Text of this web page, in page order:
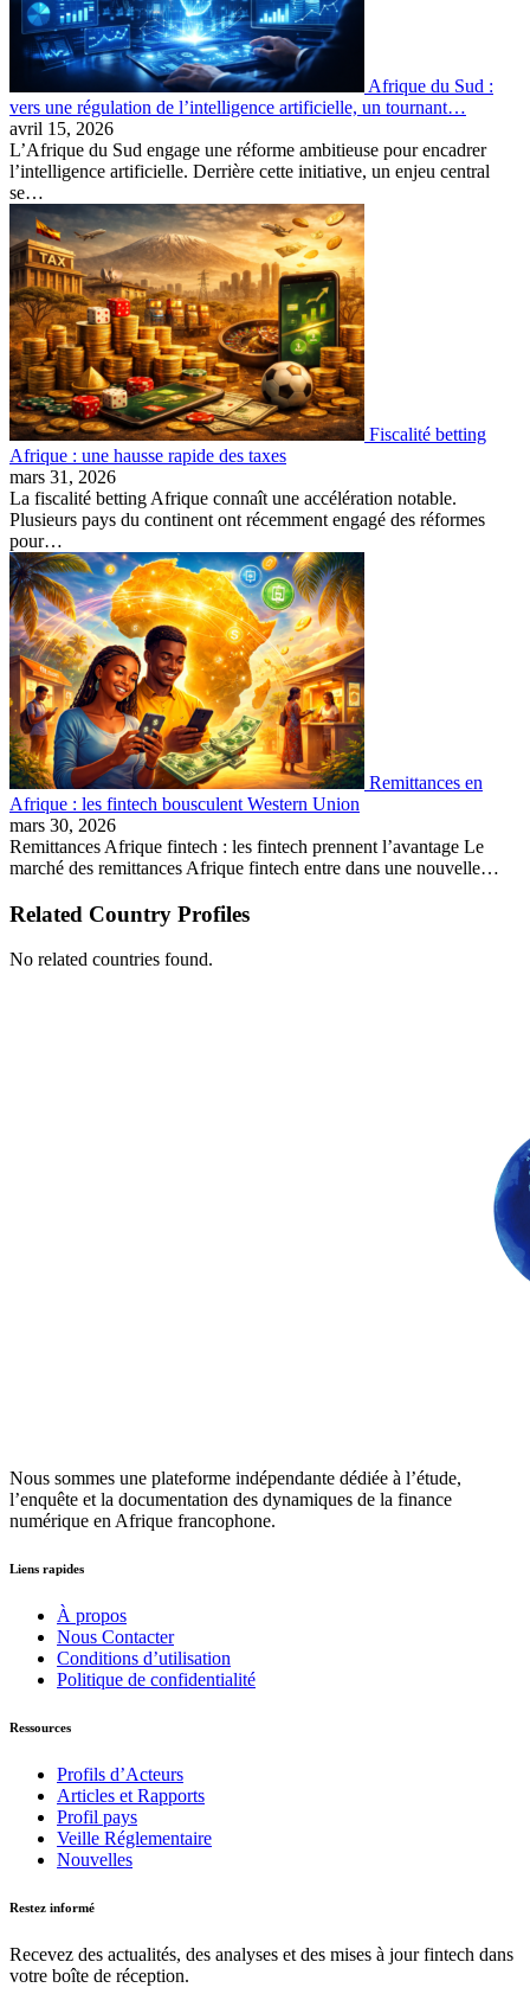
Afrique du Sud :
vers une régulation de l’intelligence artificielle, un tournant…
avril 15, 2026
L’Afrique du Sud engage une réforme ambitieuse pour encadrer
l’intelligence artificielle. Derrière cette initiative, un enjeu central
se…
Fiscalité betting
Afrique : une hausse rapide des taxes
mars 31, 2026
La fiscalité betting Afrique connaît une accélération notable.
Plusieurs pays du continent ont récemment engagé des réformes
pour…
Remittances en
Afrique : les fintech bousculent Western Union
mars 30, 2026
Remittances Afrique fintech : les fintech prennent l’avantage Le
marché des remittances Afrique fintech entre dans une nouvelle…
Related Country Profiles
No related countries found.
Nous sommes une plateforme indépendante dédiée à l’étude,
l’enquête et la documentation des dynamiques de la finance
numérique en Afrique francophone.
Liens rapides
À propos
Nous Contacter
Conditions d’utilisation
Politique de confidentialité
Ressources
Profils d’Acteurs
Articles et Rapports
Profil pays
Veille Réglementaire
Nouvelles
Restez informé
Recevez des actualités, des analyses et des mises à jour fintech dans
votre boîte de réception.